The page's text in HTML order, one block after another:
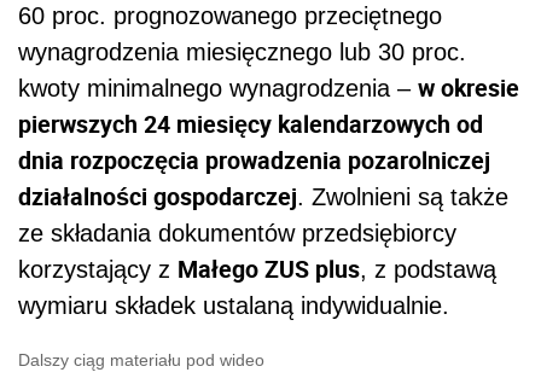
60 proc. prognozowanego przeciętnego
wynagrodzenia miesięcznego lub 30 proc.
kwoty minimalnego wynagrodzenia – w okresie
pierwszych 24 miesięcy kalendarzowych od
dnia rozpoczęcia prowadzenia pozarolniczej
działalności gospodarczej. Zwolnieni są także
ze składania dokumentów przedsiębiorcy
korzystający z Małego ZUS plus, z podstawą
wymiaru składek ustalaną indywidualnie.
Dalszy ciąg materiału pod wideo